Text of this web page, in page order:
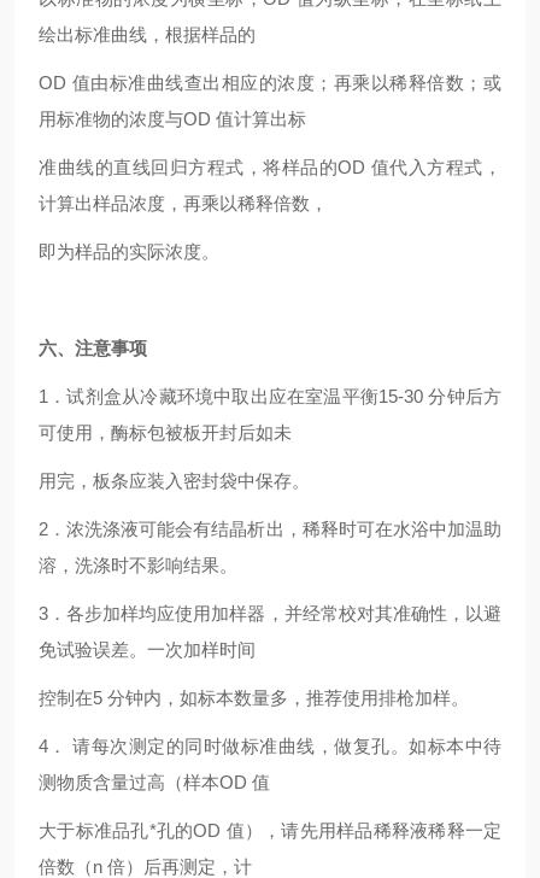
绘出标准曲线，根据样品的
OD 值由标准曲线查出相应的浓度；再乘以稀释倍数；或
用标准物的浓度与OD 值计算出标
准曲线的直线回归方程式，将样品的OD 值代入方程式，
计算出样品浓度，再乘以稀释倍数，
即为样品的实际浓度。
六、注意事项
1 ．试剂盒从冷藏环境中取出应在室温平衡15-30 分钟后方
可使用，酶标包被板开封后如未
用完，板条应装入密封袋中保存。
2 ．浓洗涤液可能会有结晶析出，稀释时可在水浴中加温助
溶，洗涤时不影响结果。
3 ．各步加样均应使用加样器，并经常校对其准确性，以避
免试验误差。一次加样时间
控制在5 分钟内，如标本数量多，推荐使用排枪加样。
4 ． 请每次测定的同时做标准曲线，做复孔。如标本中待
测物质含量过高（样本OD 值
大于标准品孔*孔的OD 值），请先用样品稀释液稀释一定
倍数（n 倍）后再测定，计